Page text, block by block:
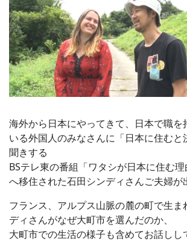
海外から日本にやってきて、日本で職を
いる外国人のみなさんに「日本に住むと
聞きする
BSテレ東の番組「ワタシが日本に住む
へ移住された石田シンディさんご夫婦が
フランス、アルプス山脈の麓の町で生ま
ディさんがなぜ大町市を選んだのか、
大町市での生活の様子も含めてお話しし